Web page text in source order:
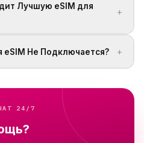
Лучшую eSIM для
+
Не Подключается? +
24/7